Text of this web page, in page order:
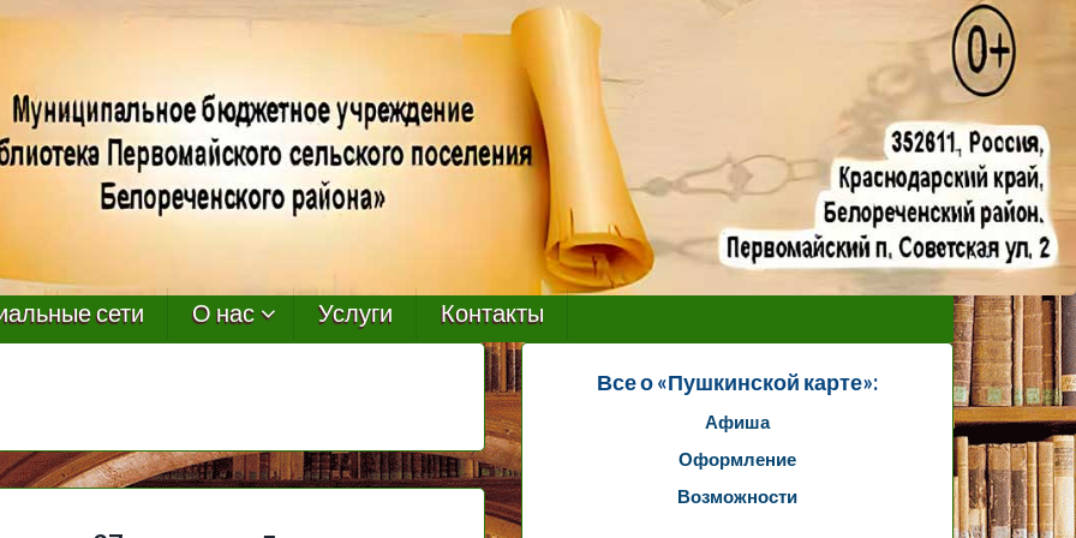
сети О нас Услуги Контакты
Все о «Пушкинской карте»:
Афиша
Оформление
Возможности